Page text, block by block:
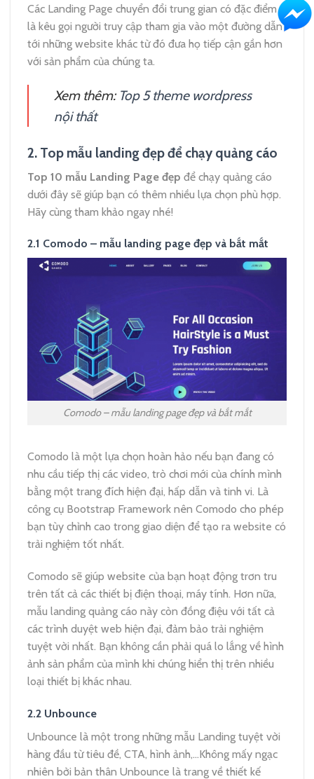
Các Landing Page chuyển đổi trung gian có đặc điểm
là kêu gọi người truy cập tham gia vào một đường dẫn
tới những website khác từ đó đưa họ tiếp cận gần hơn
với sản phẩm của chúng ta.
Xem thêm: Top 5 theme wordpress
nội thất
2. Top mẫu landing đẹp để chạy quảng cáo
Top 10 mẫu Landing Page đẹp để chạy quảng cáo
dưới đây sẽ giúp bạn có thêm nhiều lựa chọn phù hợp.
Hãy cùng tham khảo ngay nhé!
2.1 Comodo – mẫu landing page đẹp và bắt mắt
Comodo – mẫu landing page đẹp và bắt mắt
Comodo là một lựa chọn hoàn hảo nếu bạn đang có
nhu cầu tiếp thị các video, trò chơi mới của chính mình
bằng một trang đích hiện đại, hấp dẫn và tinh vi. Là
công cụ Bootstrap Framework nên Comodo cho phép
bạn tùy chỉnh cao trong giao diện để tạo ra website có
trải nghiệm tốt nhất.
Comodo sẽ giúp website của bạn hoạt động trơn tru
trên tất cả các thiết bị điện thoại, máy tính. Hơn nữa,
mẫu landing quảng cáo này còn đồng điệu với tất cả
các trình duyệt web hiện đại, đảm bảo trải nghiệm
tuyệt vời nhất. Bạn không cần phải quá lo lắng về hình
ảnh sản phẩm của mình khi chúng hiển thị trên nhiều
loại thiết bị khác nhau.
2.2 Unbounce
Unbounce là một trong những mẫu Landing tuyệt vời
hàng đầu từ tiêu đề, CTA, hình ảnh,…Không mấy ngạc
nhiên bởi bản thân Unbounce là trang về thiết kế